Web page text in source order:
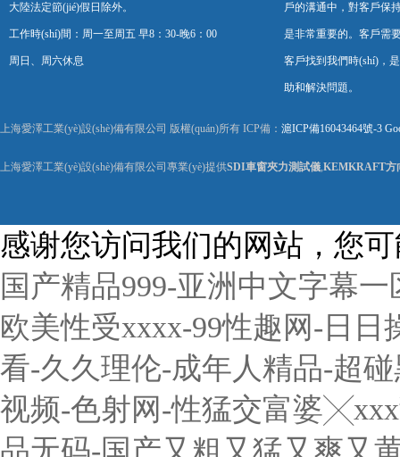
大陸法定節(jié)假日除外。
工作時(shí)間：周一至周五 早8：30-晚6：00
周日、周六休息
戶的溝通中，對客戶保
是非常重要的。客戶需
客戶找到我們時(shí)，
助和解決問題。
上海愛澤工業(yè)設(shè)備有限公司 版權(quán)所有 ICP備： 滬ICP備16043464號-3
上海愛澤工業(yè)設(shè)備有限公司專業(yè)提供SDI車窗夾力測試儀,KEMKRAFT方
感谢您访问我们的网站，您
国产精品999-亚洲中文字幕
欧美性受xxxx-99性趣网-日
看-久久理伦-成年人精品-超
视频-色射网-性猛交富婆
品无码-国产又粗又猛又爽又